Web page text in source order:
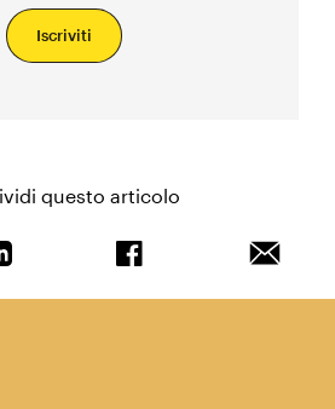
Iscriviti
questo articolo